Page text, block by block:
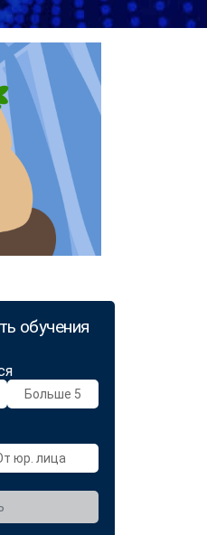
обучения
Больше 5
юр. лица